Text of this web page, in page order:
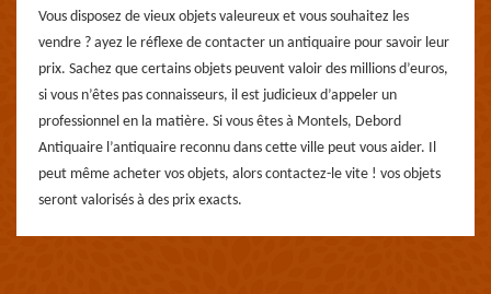
Vous disposez de vieux objets valeureux et vous souhaitez les
vendre ? ayez le réflexe de contacter un antiquaire pour savoir leur
prix. Sachez que certains objets peuvent valoir des millions d’euros,
si vous n’êtes pas connaisseurs, il est judicieux d’appeler un
professionnel en la matière. Si vous êtes à Montels, Debord
Antiquaire l’antiquaire reconnu dans cette ville peut vous aider. Il
peut même acheter vos objets, alors contactez-le vite ! vos objets
seront valorisés à des prix exacts.